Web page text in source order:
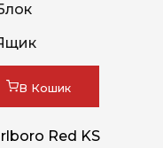
В Кошик
Red KS